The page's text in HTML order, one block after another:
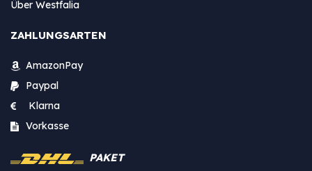
Über Westfalia
ZAHLUNGSARTEN
AmazonPay
Paypal
Klarna
Vorkasse
PAKET